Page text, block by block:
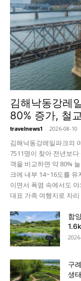
김해낙동강레
80% 증가, 철
travelnews1 - 2026-08-10
김해낙동강레일파크의
7511명이 찾아 전년보
객을 비교하면 약 80%
크에 내부 14~16도를
이면서 폭염 속에서도
대표 가족 여행지로 자리
함
구
생